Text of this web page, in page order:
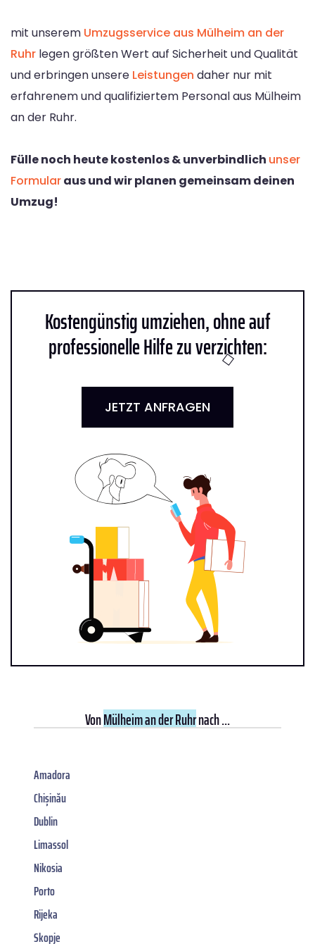
mit unserem Umzugsservice aus Mülheim an der
Ruhr legen größten Wert auf Sicherheit und Qualität
und erbringen unsere Leistungen daher nur mit
erfahrenem und qualifiziertem Personal aus Mülheim
an der Ruhr.
Fülle noch heute kostenlos & unverbindlich unser
Formularaus und wir planen gemeinsam deinen
Umzug!
Kostengünstig umziehen, ohne auf
professionelle Hilfe zu verzichten:
JETZT ANFRAGEN
VonMülheim an der Ruhrnach ...
Amadora
Chișinău
Dublin
Limassol
Nikosia
Porto
Rijeka
Skopje